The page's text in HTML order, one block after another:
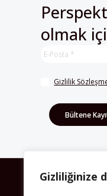
Gizliliğinize
olmak
Gizlilik
HAKKIMIZDA